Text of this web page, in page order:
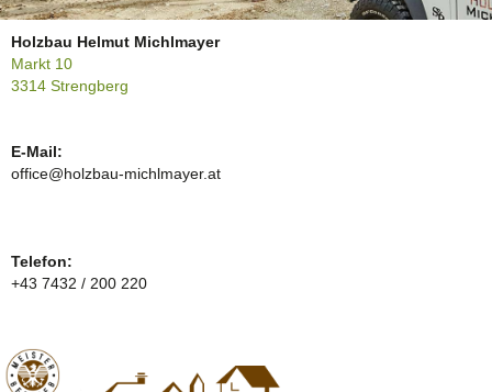
Holzbau Helmut Michlmayer
Markt 10
3314 Strengberg
E-Mail:
office@holzbau-michlmayer.at
Telefon:
+43 7432 / 200 220